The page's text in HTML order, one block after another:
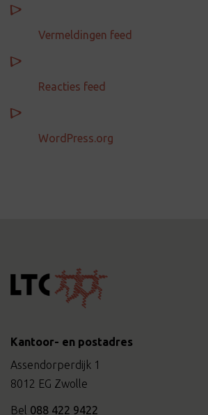
Vermeldingen feed
Reacties feed
WordPress.org
Kantoor- en postadres
Assendorperdijk 1
8012 EG Zwolle
Bel 088 422 9422